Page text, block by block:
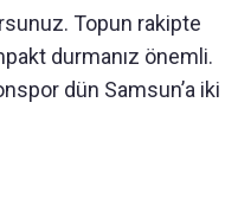
Topun rakipte
durmanız önemli.
dün Samsun’a iki